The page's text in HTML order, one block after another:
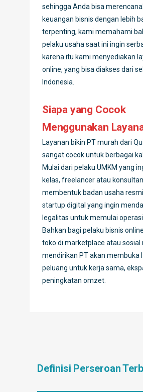
sehingga Anda bisa
keuangan bisnis dengan lebih
terpenting, kami memahami
pelaku usaha saat ini ingin
karena itu kami menyediakan
online, yang bisa diakses dari
Indonesia.
Siapa yang Cocok
Menggunakan
Layanan bikin PT murah dari
sangat cocok untuk berbagai
Mulai dari pelaku UMKM yang
kelas, freelancer atau
membentuk badan usaha
startup digital yang ingin
legalitas untuk memulai
Bahkan bagi pelaku bisnis
toko di marketplace atau sosial
mendirikan PT akan membuka
peluang untuk kerja sama,
peningkatan omzet.
Definisi Perseroan